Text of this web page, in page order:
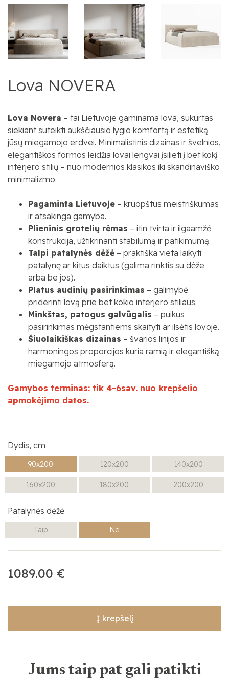
Lova NOVERA
Lova Novera – tai Lietuvoje gaminama lova, sukurtas
siekiant suteikti aukščiausio lygio komfortą ir estetiką
jūsų miegamojo erdvei. Minimalistinis dizainas ir švelnios,
elegantiškos formos leidžia lovai lengvai įsilieti į bet kokį
interjero stilių – nuo modernios klasikos iki skandinaviško
minimalizmo.
Pagaminta Lietuvoje – kruopštus meistriškumas
ir atsakinga gamyba.
Plieninis grotelių rėmas – itin tvirta ir ilgaamžė
konstrukcija, užtikrinanti stabilumą ir patikimumą.
Talpi patalynės dėžė – praktiška vieta laikyti
patalynę ar kitus daiktus (galima rinktis su dėže
arba be jos).
Platus audinių pasirinkimas – galimybė
priderinti lovą prie bet kokio interjero stiliaus.
Minkštas, patogus galvūgalis – puikus
pasirinkimas mėgstantiems skaityti ar ilsėtis lovoje.
Šiuolaikiškas dizainas – švarios linijos ir
harmoningos proporcijos kuria ramią ir elegantišką
miegamojo atmosferą.
Gamybos terminas: tik 4-6sav. nuo krepšelio
apmokėjimo datos.
Dydis, cm
90x200 120x200 140x200
160x200 180x200 200x200
Patalynės dėžė
Taip Ne
1089.00 €
Į krepšelį
Jums taip pat gali patikti